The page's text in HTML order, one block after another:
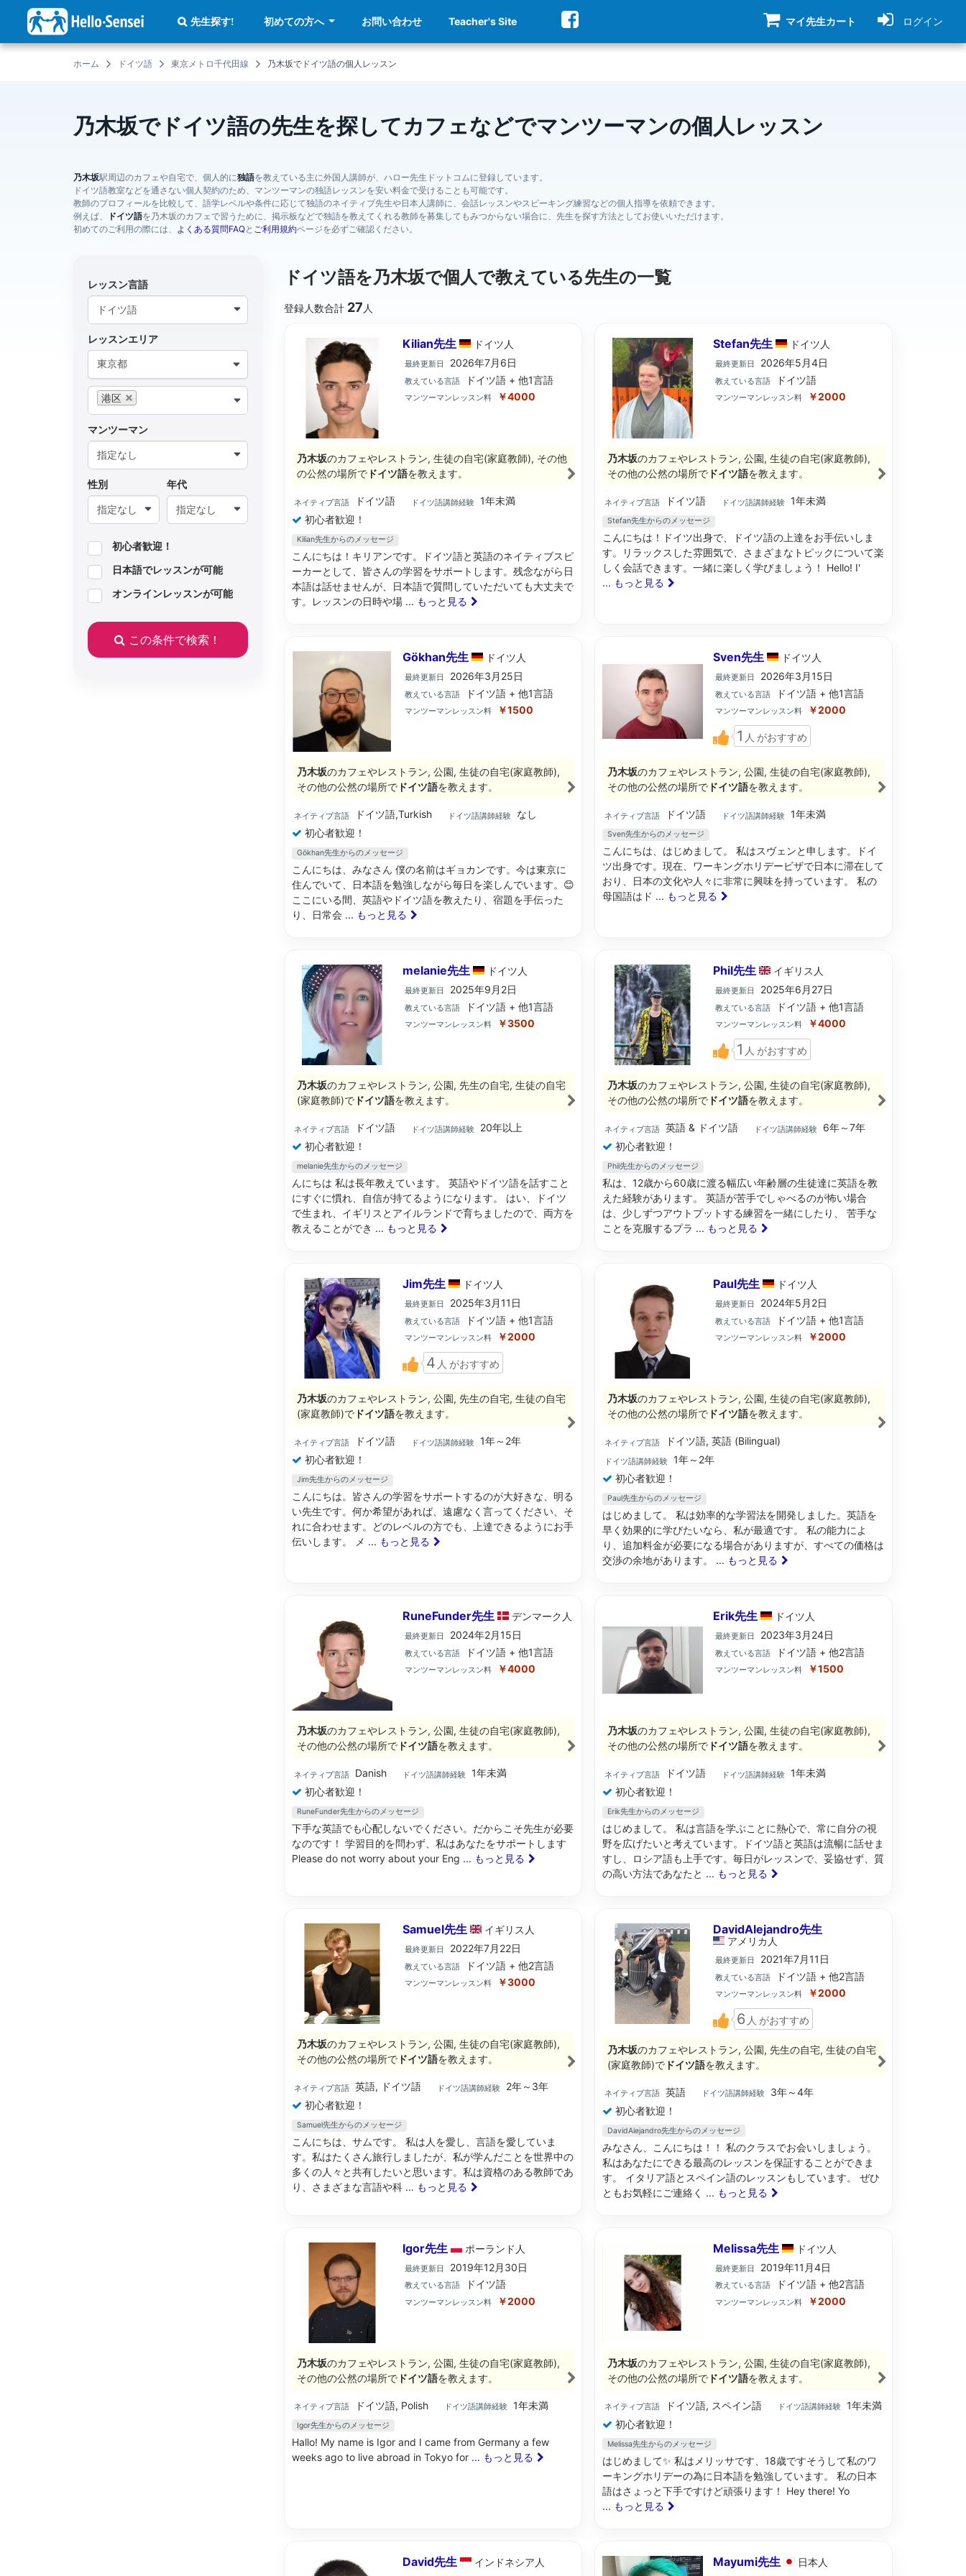
ン
先生探す! 初めての方へ お問い合わせ Teacher's Site マイ先生カート ログイン
ホーム ドイツ語 東京メトロ千代田線 乃木坂でドイツ語の個人レッスン
乃木坂でドイツ語の先生を探してカフェなどでマンツーマンの個人レッスン
乃木坂駅周辺のカフェや自宅で、個人的に独語を教えている主に外国人講師が、ハロー先生ドットコムに登録しています。
ドイツ語教室などを通さない個人契約のため、マンツーマンの独語レッスンを安い料金で受けることも可能です。
教師のプロフィールを比較して、語学レベルや条件に応じて独語のネイティブ先生や日本人講師に、会話レッスンやスピーキング練習などの個人指導を依頼できます。
例えば、
ドイツ語を乃木坂のカフェで習うために、掲示板などで独語を教えてくれる教師を募集してもみつからない場合に、先生を探す方法としてお使いいただけます。
初めてのご利用の際には、 よくある質問FAQと ご利用規約ページを必ずご確認ください。
レッスン言語
レッスンエリア
東京都
港区
マンツーマン
性別 年代
初心者歓迎！
日本語でレッスンが可能
オンラインレッスンが可能
この条件で検索！
ドイツ語を乃木坂で個人で教えている先生の一覧
登録人数合計 27 人
Kilian先生 ドイツ 人
最終更新日 2026年7月6日
教えている言語 ドイツ語 + 他1言語
マンツーマンレッスン料 ￥4000
乃木坂のカフェやレストラン, 生徒の自宅(家庭教師), その他
の公然の場所でドイツ語を教えます。
ネイティブ言語 ドイツ語 ドイツ語講師経験
1年未満
初心者歓迎！
Kilian先生からのメッセージ
こんにちは！キリアンです。ドイツ語と英語のネイティブスピ
ーカーとして、皆さんの学習をサポートします。残念ながら日
本語は話せませんが、日本語で質問していただいても大丈夫で
す。レッスンの日時や場 ... もっと見る
Stefan先生 ドイツ 人
最終更新日 2026年5月4日
教えている言語 ドイツ語
マンツーマンレッスン料 ￥2000
乃木坂のカフェやレストラン, 公園, 生徒の自宅(家庭教師),
その他の公然の場所でドイツ語を教えます。
ネイティブ言語 ドイツ語 ドイツ語講師経験 1年未満
Stefan先生からのメッセージ
こんにちは！ドイツ出身で、ドイツ語の上達をお手伝いしま
す。リラックスした雰囲気で、さまざまなトピックについて楽
しく会話できます。一緒に楽しく学びましょう！ Hello! I'
... もっと見る
Gökhan先生 ドイツ 人
最終更新日 2026年3月25日
教えている言語 ドイツ語 + 他1言語
マンツーマンレッスン料 ￥1500
乃木坂のカフェやレストラン, 公園, 生徒の自宅(家庭教師),
その他の公然の場所でドイツ語を教えます。
ネイティブ言語 ドイツ語,Turkish ドイツ語講師経験
なし
初心者歓迎！
Gökhan先生からのメッセージ
こんにちは、みなさん 僕の名前はギョカンです。今は東京に
住んでいて、日本語を勉強しながら毎日を楽しんでいます。😊
ここにいる間、英語やドイツ語を教えたり、宿題を手伝った
り、日常会 ... もっと見る
Sven先生 ドイツ 人
最終更新日 2026年3月15日
教えている言語 ドイツ語 + 他1言語
マンツーマンレッスン料 ￥2000
1 人 がおすすめ
乃木坂のカフェやレストラン, 公園, 生徒の自宅(家庭教師),
その他の公然の場所でドイツ語を教えます。
ネイティブ言語 ドイツ語 ドイツ語講師経験 1年未満
Sven先生からのメッセージ
こんにちは、はじめまして。 私はスヴェンと申します。ドイ
ツ出身です。現在、ワーキングホリデービザで日本に滞在して
おり、日本の文化や人々に非常に興味を持っています。 私の
母国語はド ... もっと見る
melanie先生 ドイツ 人
最終更新日 2025年9月2日
教えている言語 ドイツ語 + 他1言語
マンツーマンレッスン料 ￥3500
乃木坂のカフェやレストラン, 公園, 先生の自宅, 生徒の自宅
(家庭教師)でドイツ語を教えます。
ネイティブ言語 ドイツ語 ドイツ語講師経験
20年以上
初心者歓迎！
melanie先生からのメッセージ
んにちは 私は長年教えています。 英語やドイツ語を話すこと
にすぐに慣れ、自信が持てるようになります。 はい、ドイツ
で生まれ、イギリスとアイルランドで育ちましたので、両方を
教えることができ ... もっと見る
Phil先生 イギリス 人
最終更新日 2025年6月27日
教えている言語 ドイツ語 + 他1言語
マンツーマンレッスン料 ￥4000
1 人 がおすすめ
乃木坂のカフェやレストラン, 公園, 生徒の自宅(家庭教師),
その他の公然の場所でドイツ語を教えます。
ネイティブ言語 英語 & ドイツ語 ドイツ語講師経験
6年～7年
初心者歓迎！
Phil先生からのメッセージ
私は、12歳から60歳に渡る幅広い年齢層の生徒達に英語を教
えた経験があります。 英語が苦手でしゃべるのが怖い場合
は、少しずつアウトプットする練習を一緒にしたり、 苦手な
ことを克服するプラ ... もっと見る
Jim先生 ドイツ 人
最終更新日 2025年3月11日
教えている言語 ドイツ語 + 他1言語
マンツーマンレッスン料 ￥2000
4 人 がおすすめ
乃木坂のカフェやレストラン, 公園, 先生の自宅, 生徒の自宅
(家庭教師)でドイツ語を教えます。
ネイティブ言語 ドイツ語 ドイツ語講師経験
1年～2年
初心者歓迎！
Jim先生からのメッセージ
こんにちは。皆さんの学習をサポートするのが大好きな、明る
い先生です。何か希望があれば、遠慮なく言ってください、そ
れに合わせます。どのレベルの方でも、上達できるようにお手
伝いします。 メ ... もっと見る
Paul先生 ドイツ 人
最終更新日 2024年5月2日
教えている言語 ドイツ語 + 他1言語
マンツーマンレッスン料 ￥2000
乃木坂のカフェやレストラン, 公園, 生徒の自宅(家庭教師),
その他の公然の場所でドイツ語を教えます。
ネイティブ言語 ドイツ語, 英語 (Bilingual)
ドイツ語講師経験
1年～2年
初心者歓迎！
Paul先生からのメッセージ
はじめまして。 私は効率的な学習法を開発しました。英語を
早く効果的に学びたいなら、私が最適です。 私の能力によ
り、追加料金が必要になる場合がありますが、すべての価格は
交渉の余地があります。 ... もっと見る
RuneFunder先生 デンマーク 人
最終更新日 2024年2月15日
教えている言語 ドイツ語 + 他1言語
マンツーマンレッスン料 ￥4000
乃木坂のカフェやレストラン, 公園, 生徒の自宅(家庭教師),
その他の公然の場所でドイツ語を教えます。
ネイティブ言語 Danish ドイツ語講師経験
1年未満
初心者歓迎！
RuneFunder先生からのメッセージ
下手な英語でも心配しないでください。だからこそ先生が必要
なのです！ 学習目的を問わず、私はあなたをサポートします
Please do not worry about your Eng ... もっと見る
Erik先生 ドイツ 人
最終更新日 2023年3月24日
教えている言語 ドイツ語 + 他2言語
マンツーマンレッスン料 ￥1500
乃木坂のカフェやレストラン, 公園, 生徒の自宅(家庭教師),
その他の公然の場所でドイツ語を教えます。
ネイティブ言語 ドイツ語 ドイツ語講師経験
1年未満
初心者歓迎！
Erik先生からのメッセージ
はじめまして。 私は言語を学ぶことに熱心で、常に自分の視
野を広げたいと考えています。ドイツ語と英語は流暢に話せま
すし、ロシア語も上手です。毎日がレッスンで、妥協せず、質
の高い方法であなたと ... もっと見る
Samuel先生 イギリス 人
最終更新日 2022年7月22日
教えている言語 ドイツ語 + 他2言語
マンツーマンレッスン料 ￥3000
乃木坂のカフェやレストラン, 公園, 生徒の自宅(家庭教師),
その他の公然の場所でドイツ語を教えます。
ネイティブ言語 英語, ドイツ語 ドイツ語講師経験
2年～3年
初心者歓迎！
Samuel先生からのメッセージ
こんにちは、サムです。 私は人を愛し、言語を愛していま
す。私はたくさん旅行しましたが、私が学んだことを世界中の
多くの人々と共有したいと思います。私は資格のある教師であ
り、さまざまな言語や科 ... もっと見る
DavidAlejandro先生
アメリカ 人
最終更新日 2021年7月11日
教えている言語 ドイツ語 + 他2言語
マンツーマンレッスン料 ￥2000
6 人 がおすすめ
乃木坂のカフェやレストラン, 公園, 先生の自宅, 生徒の自宅
(家庭教師)でドイツ語を教えます。
ネイティブ言語 英語 ドイツ語講師経験
3年～4年
初心者歓迎！
DavidAlejandro先生からのメッセージ
みなさん、こんにちは！！ 私のクラスでお会いしましょう。
私はあなたにできる最高のレッスンを保証することができま
す。 イタリア語とスペイン語のレッスンもしています。 ぜひ
ともお気軽にご連絡く ... もっと見る
Igor先生 ポーランド 人
最終更新日 2019年12月30日
教えている言語 ドイツ語
マンツーマンレッスン料 ￥2000
乃木坂のカフェやレストラン, 公園, 生徒の自宅(家庭教師),
その他の公然の場所でドイツ語を教えます。
ネイティブ言語 ドイツ語, Polish ドイツ語講師経験 1年未満
Igor先生からのメッセージ
Hallo! My name is Igor and I came from Germany a few
weeks ago to live abroad in Tokyo for ... もっと見る
Melissa先生 ドイツ 人
最終更新日 2019年11月4日
教えている言語 ドイツ語 + 他2言語
マンツーマンレッスン料 ￥2000
乃木坂のカフェやレストラン, 公園, 生徒の自宅(家庭教師),
その他の公然の場所でドイツ語を教えます。
ネイティブ言語 ドイツ語, スペイン語 ドイツ語講師経験
1年未満
初心者歓迎！
Melissa先生からのメッセージ
はじめまして✨ 私はメリッサです、18歳ですそうして私のワ
ーキングホリデーの為に日本語を勉強しています。 私の日本
語はさょっと下手ですけど頑張ります！ Hey there! Yo
... もっと見る
David先生 インドネシア 人
Mayumi先生 日本 人